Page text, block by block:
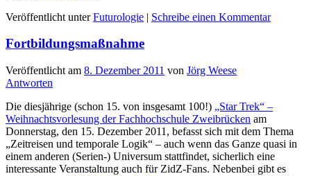
Veröffentlicht unter Futurologie | Schreibe einen Kommentar
Fortbildungsmaßnahme
Veröffentlicht am 8. Dezember 2011 von Jörg Weese
Antworten
Die diesjährige (schon 15. von insgesamt 100!) „Star Trek“ –
Weihnachtsvorlesung der Fachhochschule Zweibrücken am
Donnerstag, den 15. Dezember 2011, befasst sich mit dem Thema
„Zeitreisen und temporale Logik“ – auch wenn das Ganze quasi in
einem anderen (Serien-) Universum stattfindet, sicherlich eine
interessante Veranstaltung auch für ZidZ-Fans. Nebenbei gibt es